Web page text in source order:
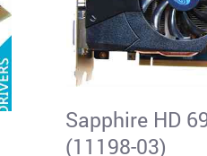
Sapphire HD
(11198-03)